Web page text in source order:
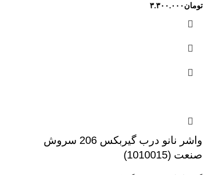
تومان ۳.۳۰۰.۰۰۰
واشر نانو درب گیربکس 206 سروش
صنعت (1010015)